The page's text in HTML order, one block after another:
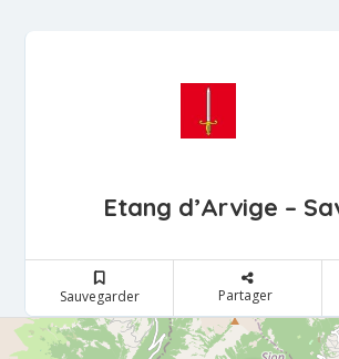
Etang d’Arvige –
Sauvegarder Partager